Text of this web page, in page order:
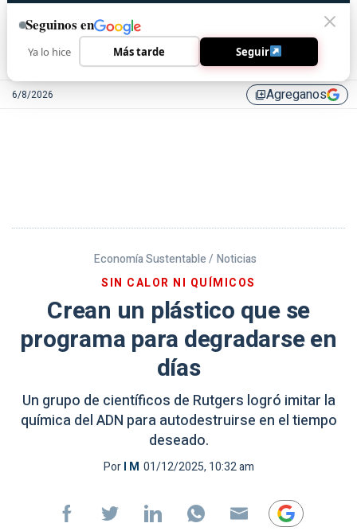
6/8/2026 library_addAgreganos
Economía Sustentable / Noticias
SIN CALOR NI QUÍMICOS
Crean un plástico que se
programa para degradarse en
días
Un grupo de científicos de Rutgers logró imitar la
química del ADN para autodestruirse en el tiempo
deseado.
PorI M 01/12/2025, 10:32 am
Seguinos en
Ya lo hice Más tarde Seguir